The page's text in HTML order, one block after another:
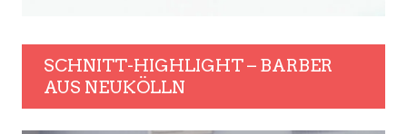
SCHNITT-HIGHLIGHT – BARBER
AUS NEUKÖLLN